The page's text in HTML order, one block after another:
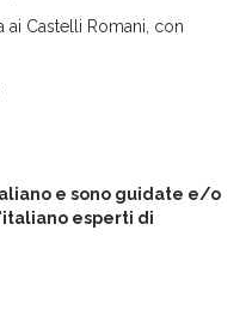
Castelli Romani, con
e sono guidate e/o
esperti di